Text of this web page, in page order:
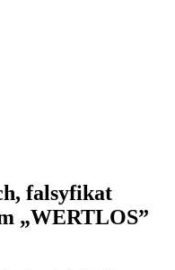
falsyfikat
„WERTLOS”